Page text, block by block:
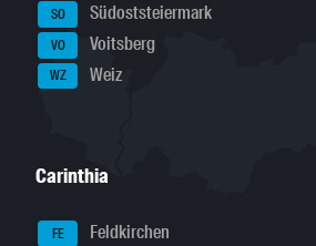
SO Südoststeiermark
VO Voitsberg
WZ Weiz
Carinthia
FE Feldkirchen